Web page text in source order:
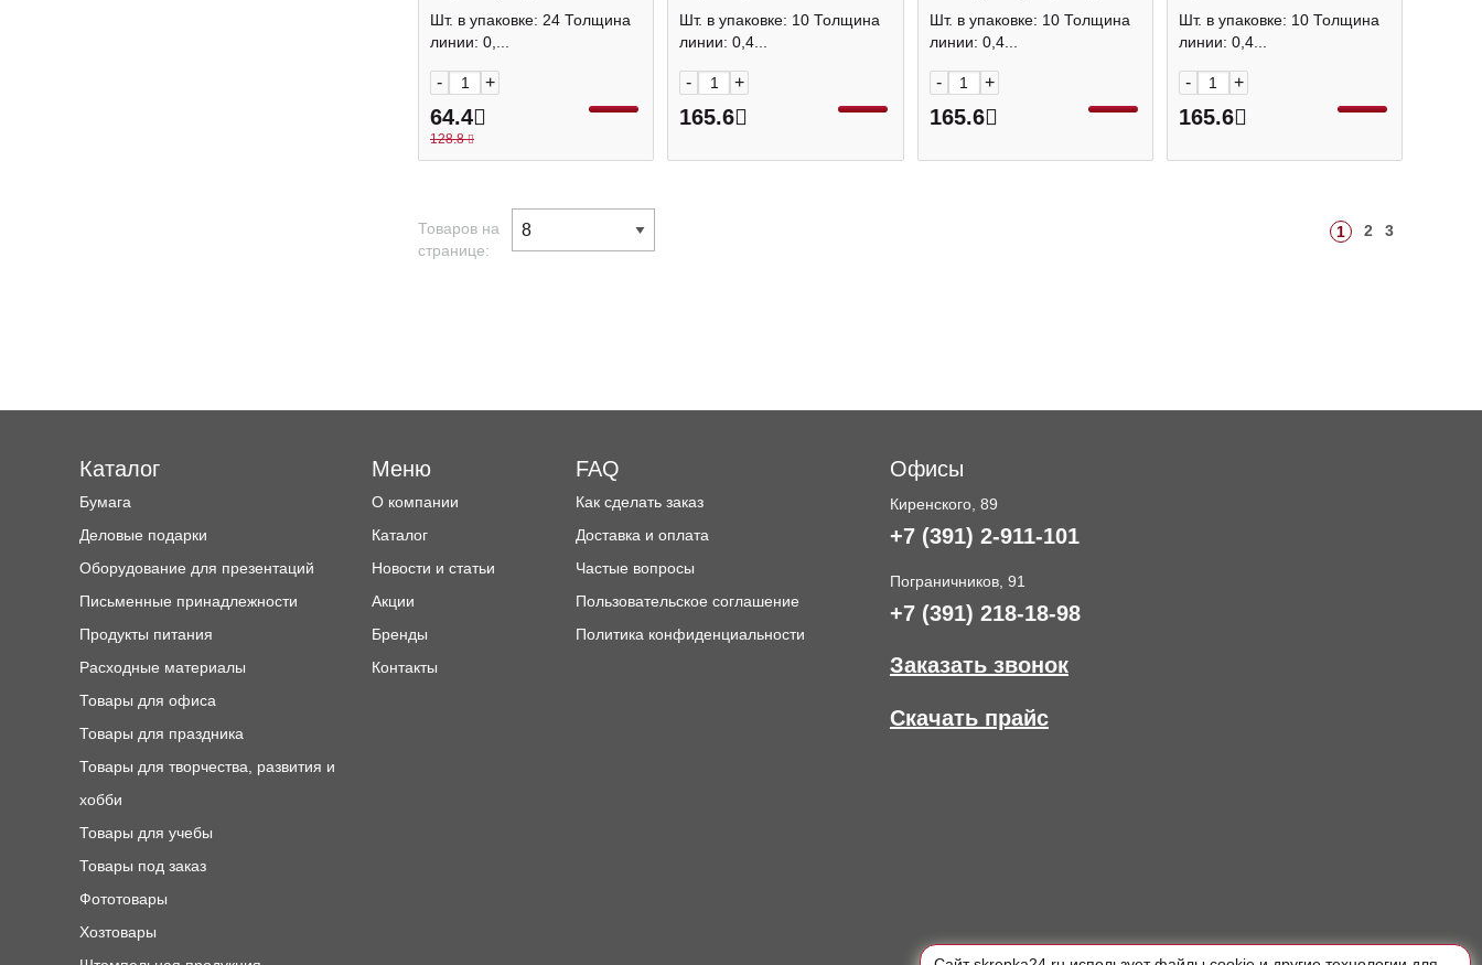
"FriXion Fineliner" SW-
FF (B) Pilot
Шт. в упаковке: 24 Толщина
линии: 0,...
- +
64.4
128.8
88/040 Stabilo
Шт. в упаковке: 10 Толщина
линии: 0,4...
- +
165.6
"Point 88" 88/95 Stabilo
Шт. в упаковке: 10 Толщина
линии: 0,4...
- +
165.6
Stabilo
Шт. в упаковке: 10 Толщина
линии: 0,4...
- +
165.6
Товаров на
странице:
1 2 3
Каталог
Бумага
Деловые подарки
Оборудование для презентаций
Письменные принадлежности
Продукты питания
Расходные материалы
Товары для офиса
Товары для праздника
Товары для творчества, развития и
хобби
Товары для учебы
Товары под заказ
Фототовары
Хозтовары
Меню
О компании
Каталог
Новости и статьи
Акции
Бренды
Контакты
FAQ
Как сделать заказ
Доставка и оплата
Частые вопросы
Пользовательское соглашение
Политика конфиденциальности
Офисы
Киренского, 89
+7 (391) 2-911-101
Пограничников, 91
+7 (391) 218-18-98
Заказать звонок
Скачать прайс